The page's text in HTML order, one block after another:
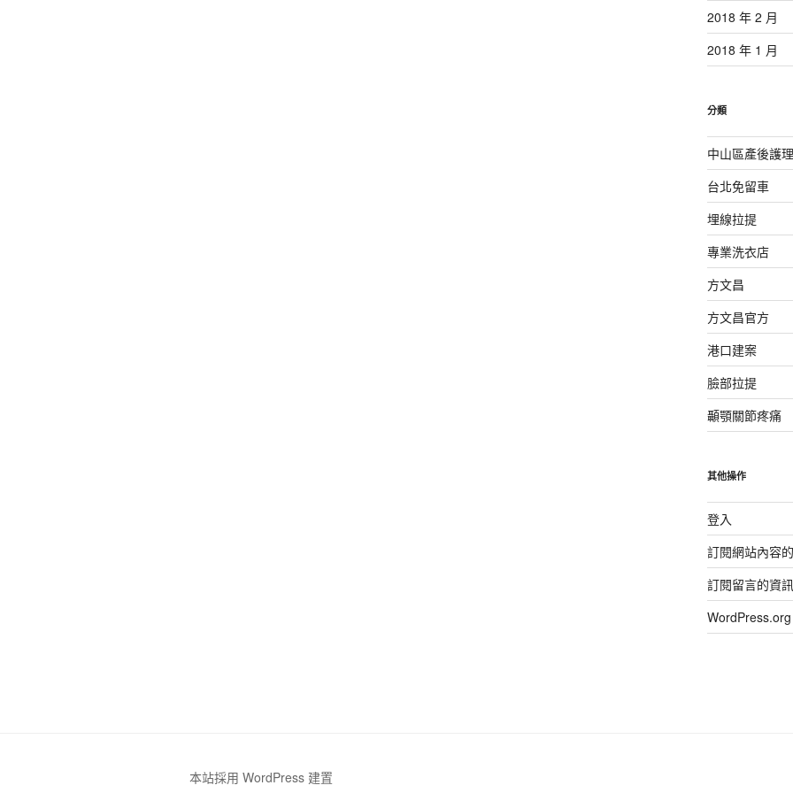
2018 年 2 月
2018 年 1 月
分類
中山區產後護
台北免留車
埋線拉提
專業洗衣店
方文昌
方文昌官方
港口建案
臉部拉提
顳顎關節疼痛
其他操作
登入
訂閱網站內容
訂閱留言的資
本站採用 WordPress 建置